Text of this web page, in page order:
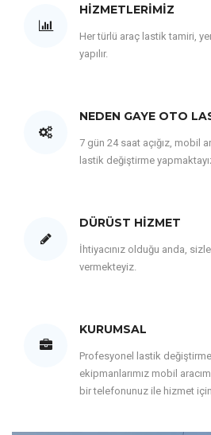
HIZMETLERIMIZ
Her türlü araç lastik tamiri,
yapılır.
NEDEN GAYE OTO
7 gün 24 saat açığız, mobil
lastik değiştirme
DÜRÜST HIZMET
İhtiyacınız olduğu anda,
vermekteyiz.
KURUMSAL
Profesyonel lastik
ekipmanlarımız mobil
bir telefonunuz ile hizmet